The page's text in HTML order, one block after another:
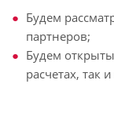
Будем
партнеров;
Будем
расчетах, так